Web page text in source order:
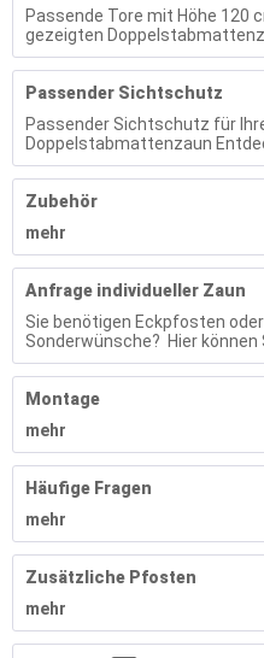
Passende Tore mit Höhe 120
gezeigten
Passender Sichtschutz
Passender Sichtschutz für
Doppelstabmattenzaun
Zubehör
mehr
Anfrage individueller Zaun
Sie benötigen Eckpfosten
Sonderwünsche? Hier können
Montage
mehr
Häufige Fragen
mehr
Zusätzliche Pfosten
mehr